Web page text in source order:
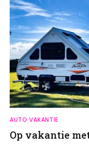
AUTO VAKANTIE
Op vakantie